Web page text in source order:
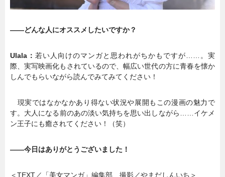
――どんな人にオススメしたいですか？
Ulala： 若い人向けのマンガと思われがちかもですが……。実
際、実写映画化もされているので、幅広い世代の方に青春を懐か
しんでもらいながら読んでみてみてください！
現実ではなかなかあり得ない状況や展開もこの漫画の魅力で
す。大人になる前のあの淡い気持ちを思い出しながら……イケメ
ン王子にも癒されてください！（笑）
――今日はありがとうございました！
＜TEXT／「美女マンガ」編集部 撮影／やまだしんいち＞